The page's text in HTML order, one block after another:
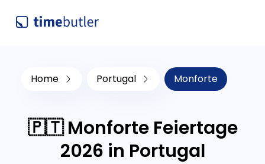
Home Portugal Monforte
🇵🇹 Monforte Feiertage
2026 in Portugal